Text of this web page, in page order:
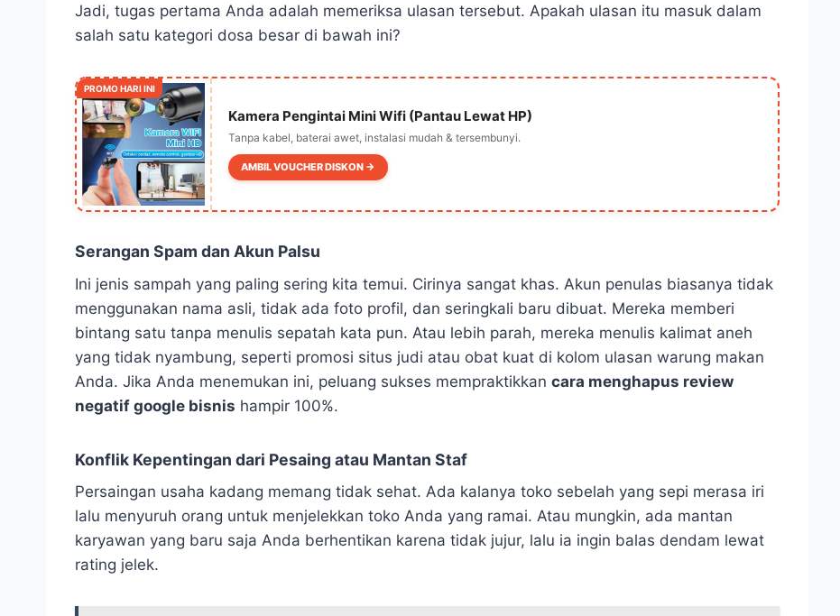
Jadi, tugas pertama Anda adalah memeriksa ulasan tersebut. Apakah ulasan itu masuk dalam
salah satu kategori dosa besar di bawah ini?
PROMO HARI INI
Kamera Pengintai Mini Wifi (Pantau Lewat HP)
Tanpa kabel, baterai awet, instalasi mudah & tersembunyi.
AMBIL VOUCHER DISKON →
Serangan Spam dan Akun Palsu
Ini jenis sampah yang paling sering kita temui. Cirinya sangat khas. Akun penulas biasanya tidak
menggunakan nama asli, tidak ada foto profil, dan seringkali baru dibuat. Mereka memberi
bintang satu tanpa menulis sepatah kata pun. Atau lebih parah, mereka menulis kalimat aneh
yang tidak nyambung, seperti promosi situs judi atau obat kuat di kolom ulasan warung makan
Anda. Jika Anda menemukan ini, peluang sukses mempraktikkan cara menghapus review
negatif google bisnis hampir 100%.
Konflik Kepentingan dari Pesaing atau Mantan Staf
Persaingan usaha kadang memang tidak sehat. Ada kalanya toko sebelah yang sepi merasa iri
lalu menyuruh orang untuk menjelekkan toko Anda yang ramai. Atau mungkin, ada mantan
karyawan yang baru saja Anda berhentikan karena tidak jujur, lalu ia ingin balas dendam lewat
rating jelek.